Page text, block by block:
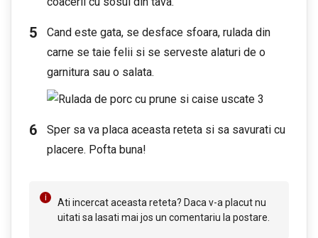
Cand este gata, se desface sfoara, rulada din
carne se taie felii si se serveste alaturi de o
garnitura sau o salata.
Sper sa va placa aceasta reteta si sa savurati cu
placere. Pofta buna!
Ati incercat aceasta reteta? Daca v-a placut nu
uitati sa lasati mai jos un comentariu la postare.